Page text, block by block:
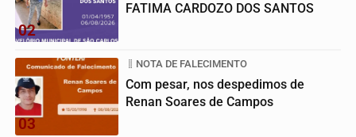
02
FATIMA CARDOZO DOS SANTOS
03
NOTA DE FALECIMENTO
Com pesar, nos despedimos de
Renan Soares de Campos